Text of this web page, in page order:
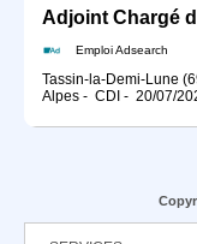
Adjoint Chargé
Emploi Adsearch
Tassin-la-Demi-Lune
Alpes - CDI - 20/07/